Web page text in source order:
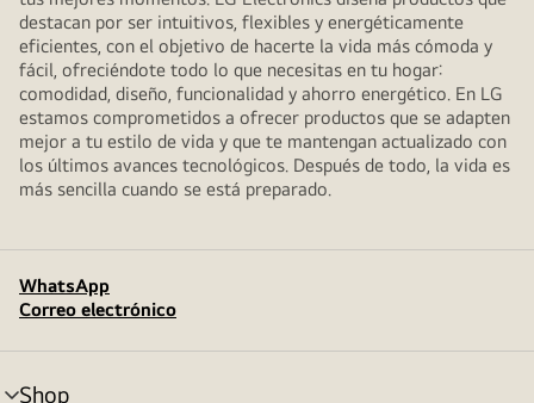
destacan por ser intuitivos, flexibles y energéticamente
eficientes, con el objetivo de hacerte la vida más cómoda y
fácil, ofreciéndote todo lo que necesitas en tu hogar:
comodidad, diseño, funcionalidad y ahorro energético. En LG
estamos comprometidos a ofrecer productos que se adapten
mejor a tu estilo de vida y que te mantengan actualizado con
los últimos avances tecnológicos. Después de todo, la vida es
más sencilla cuando se está preparado.
WhatsApp
Correo electrónico
Shop